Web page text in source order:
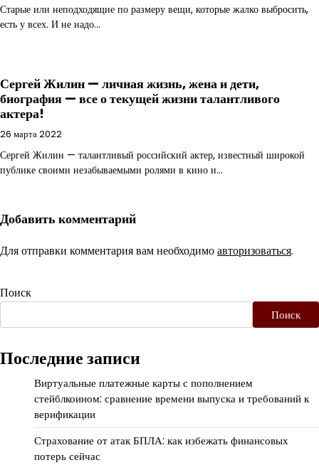
Старые или неподходящие по размеру вещи, которые жалко выбросить,
есть у всех. И не надо…
Сергей Жилин — личная жизнь, жена и дети,
биография — все о текущей жизни талантливого
актера!
26 марта 2022
Сергей Жилин — талантливый российский актер, известный широкой
публике своими незабываемыми ролями в кино и…
Добавить комментарий
Для отправки комментария вам необходимоавторизоваться.
Поиск
Поиск
Последние записи
Виртуальные платежные карты с пополнением
стейблкоином: сравнение времени выпуска и требований к
верификации
Страхование от атак БПЛА: как избежать финансовых
потерь сейчас